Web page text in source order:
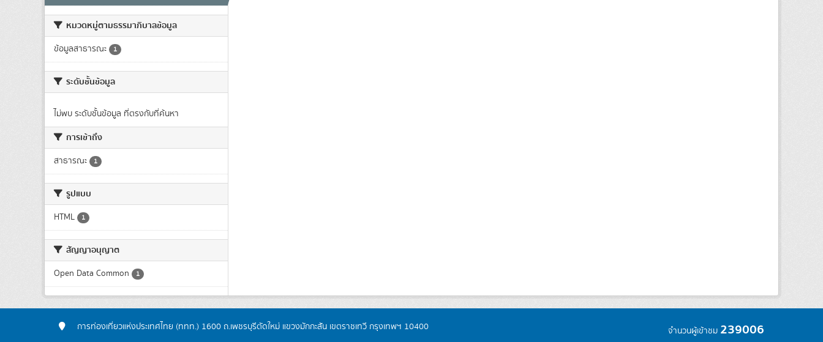
หมวดหมู่ตามธรรมาภิบาลข้อมูล
ข้อมูลสาธารณะ 1
ระดับชั้นข้อมูล
ไม่พบ ระดับชั้นข้อมูล ที่ตรงกับที่ค้นหา
การเข้าถึง
สาธารณะ 1
รูปแบบ
HTML 1
สัญญาอนุญาต
Open Data Common 1
การท่องเที่ยวแห่งประเทศไทย (ททท.) 1600 ถ.เพชรบุรีตัดใหม่ แขวงมักกะสัน เขตราชเทวี กรุงเทพฯ 10400 จำนวนผู้เข้าชม 239006